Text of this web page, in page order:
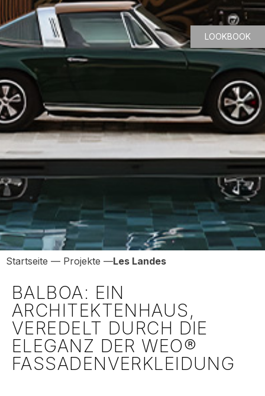
Startseite — Projekte —Les Landes
BALBOA: EIN
ARCHITEKTENHAUS,
VEREDELT DURCH DIE
ELEGANZ DER WEO®
FASSADENVERKLEIDUNG
LOOKBOOK